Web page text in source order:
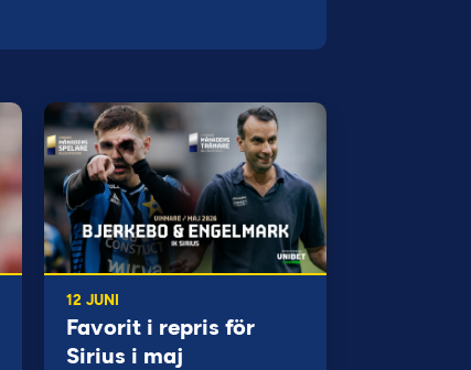
12 JUNI
Favorit i repris för
Sirius i maj